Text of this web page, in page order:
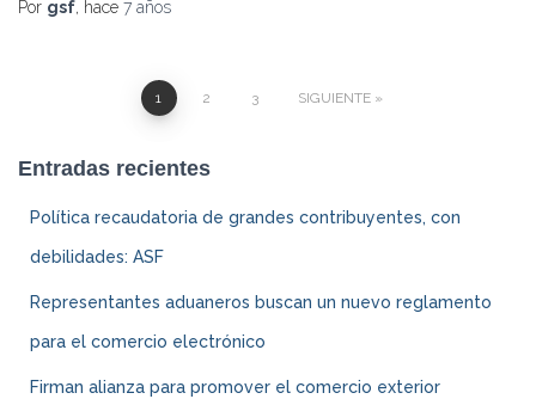
Por gsf, hace 7 años
Navegación
de
1 2 3 SIGUIENTE
Entradas recientes
Política recaudatoria de grandes contribuyentes, con
debilidades: ASF
Representantes aduaneros buscan un nuevo reglamento
para el comercio electrónico
Firman alianza para promover el comercio exterior